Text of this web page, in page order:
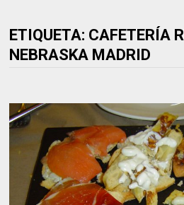
ETIQUETA: CAFETERÍA
NEBRASKA MADRID